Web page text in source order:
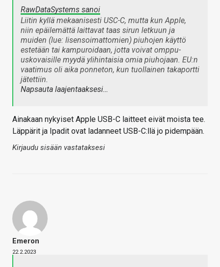
RawDataSystems sanoi
Liitin kyllä mekaanisesti USC-C, mutta kun Apple,
niin epäilemättä laittavat taas sirun letkuun ja
muiden (lue: lisensoimattomien) piuhojen käyttö
estetään tai kampuroidaan, jotta voivat omppu-
uskovaisille myydä ylihintaisia omia piuhojaan. EU:n
vaatimus oli aika ponneton, kun tuollainen takaportti
jätettiin.
Napsauta laajentaaksesi…
Ainakaan nykyiset Apple USB-C laitteet eivät moista tee.
Läppärit ja Ipadit ovat ladanneet USB-C:llä jo pidempään.
Kirjaudu sisään vastataksesi
Emeron
22.2.2023